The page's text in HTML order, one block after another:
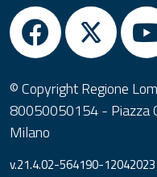
© Copyright Regione
80050050154 - Piazza
Milano
v.21.4.02-564190-12042023